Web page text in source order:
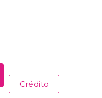
Crédito